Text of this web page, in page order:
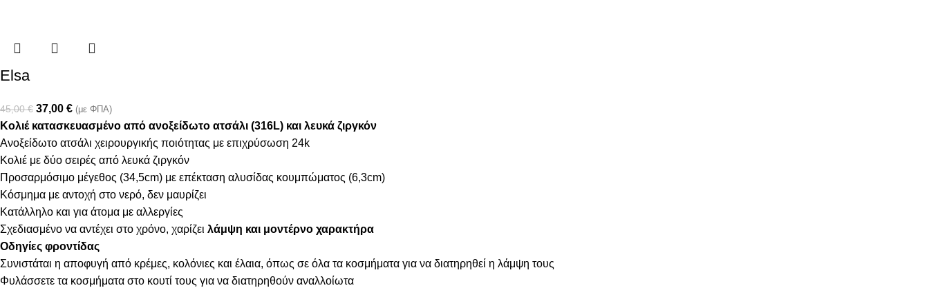
Elsa
45,00€ 37,00 € (με ΦΠΑ)
Κολιέ κατασκευασμένο από ανοξείδωτο ατσάλι (316L) και λευκά ζιργκόν
Ανοξείδωτο ατσάλι χειρουργικής ποιότητας με επιχρύσωση 24k
Κολιέ με δύο σειρές από λευκά ζιργκόν
Προσαρμόσιμο μέγεθος (34,5cm) με επέκταση αλυσίδας κουμπώματος (6,3cm)
Κόσμημα με αντοχή στο νερό, δεν μαυρίζει
Κατάλληλο και για άτομα με αλλεργίες
Σχεδιασμένο να αντέχει στο χρόνο, χαρίζει λάμψη και μοντέρνο χαρακτήρα
Οδηγίες φροντίδας
Συνιστάται η αποφυγή από κρέμες, κολόνιες και έλαια, όπως σε όλα τα κοσμήματα για να διατηρηθεί η λάμψη τους
Φυλάσσετε τα κοσμήματα στο κουτί τους για να διατηρηθούν αναλλοίωτα